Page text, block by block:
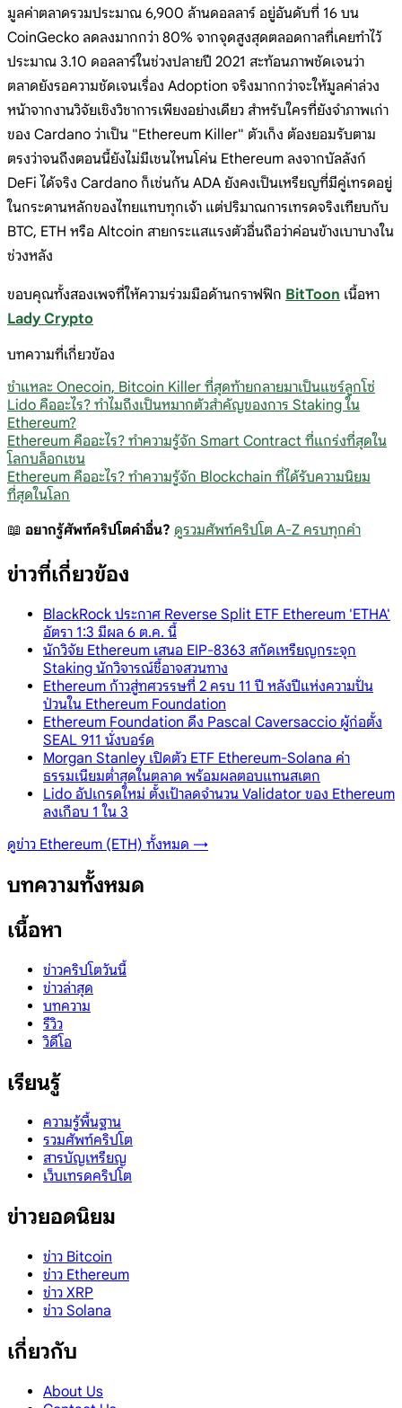
มูลค่าตลาดรวมประมาณ 6,900 ล้านดอลลาร์ อยู่อันดับที่ 16 บน
CoinGecko ลดลงมากกว่า 80% จากจุดสูงสุดตลอดกาลที่เคยทำไว้
ประมาณ 3.10 ดอลลาร์ในช่วงปลายปี 2021 สะท้อนภาพชัดเจนว่า
ตลาดยังรอความชัดเจนเรื่อง Adoption จริงมากกว่าจะให้มูลค่าล่วง
หน้าจากงานวิจัยเชิงวิชาการเพียงอย่างเดียว สำหรับใครที่ยังจำภาพเก่า
ของ Cardano ว่าเป็น "Ethereum Killer" ตัวเก็ง ต้องยอมรับตาม
ตรงว่าจนถึงตอนนี้ยังไม่มีเชนไหนโค่น Ethereum ลงจากบัลลังก์
DeFi ได้จริง Cardano ก็เช่นกัน ADA ยังคงเป็นเหรียญที่มีคู่เทรดอยู่
ในกระดานหลักของไทยแทบทุกเจ้า แต่ปริมาณการเทรดจริงเทียบกับ
BTC, ETH หรือ Altcoin สายกระแสแรงตัวอื่นถือว่าค่อนข้างเบาบางใน
ช่วงหลัง
ขอบคุณทั้งสองเพจที่ให้ความร่วมมือด้านกราฟฟิก BitToon เนื้อหา
Lady Crypto
บทความที่เกี่ยวข้อง
ชำแหละ Onecoin, Bitcoin Killer ที่สุดท้ายกลายมาเป็นแชร์ลูกโซ่
Lido คืออะไร? ทำไมถึงเป็นหมากตัวสำคัญของการ Staking ใน
Ethereum?
Ethereum คืออะไร? ทำความรู้จัก Smart Contract ที่แกร่งที่สุดใน
โลกบล็อกเชน
Ethereum คืออะไร? ทำความรู้จัก Blockchain ที่ได้รับความนิยม
ที่สุดในโลก
📖 อยากรู้ศัพท์คริปโตคำอื่น? ดูรวมศัพท์คริปโต A-Z ครบทุกคำ
ข่าวที่เกี่ยวข้อง
BlackRock ประกาศ Reverse Split ETF Ethereum 'ETHA'
อัตรา 1:3 มีผล 6 ต.ค. นี้
นักวิจัย Ethereum เสนอ EIP-8363 สกัดเหรียญกระจุก
Staking นักวิจารณ์ชี้อาจสวนทาง
Ethereum ก้าวสู่ทศวรรษที่ 2 ครบ 11 ปี หลังปีแห่งความปั่น
ป่วนใน Ethereum Foundation
Ethereum Foundation ดึง Pascal Caversaccio ผู้ก่อตั้ง
SEAL 911 นั่งบอร์ด
Morgan Stanley เปิดตัว ETF Ethereum-Solana ค่า
ธรรมเนียมต่ำสุดในตลาด พร้อมผลตอบแทนสเตก
Lido อัปเกรดใหม่ ตั้งเป้าลดจำนวน Validator ของ Ethereum
ลงเกือบ 1 ใน 3
ดูข่าว Ethereum (ETH) ทั้งหมด →
บทความทั้งหมด
เนื้อหา
ข่าวคริปโตวันนี้
ข่าวล่าสุด
บทความ
รีวิว
วิดีโอ
เรียนรู้
ความรู้พื้นฐาน
รวมศัพท์คริปโต
สารบัญเหรียญ
เว็บเทรดคริปโต
ข่าวยอดนิยม
ข่าว Bitcoin
ข่าว Ethereum
ข่าว XRP
ข่าว Solana
เกี่ยวกับ
About Us